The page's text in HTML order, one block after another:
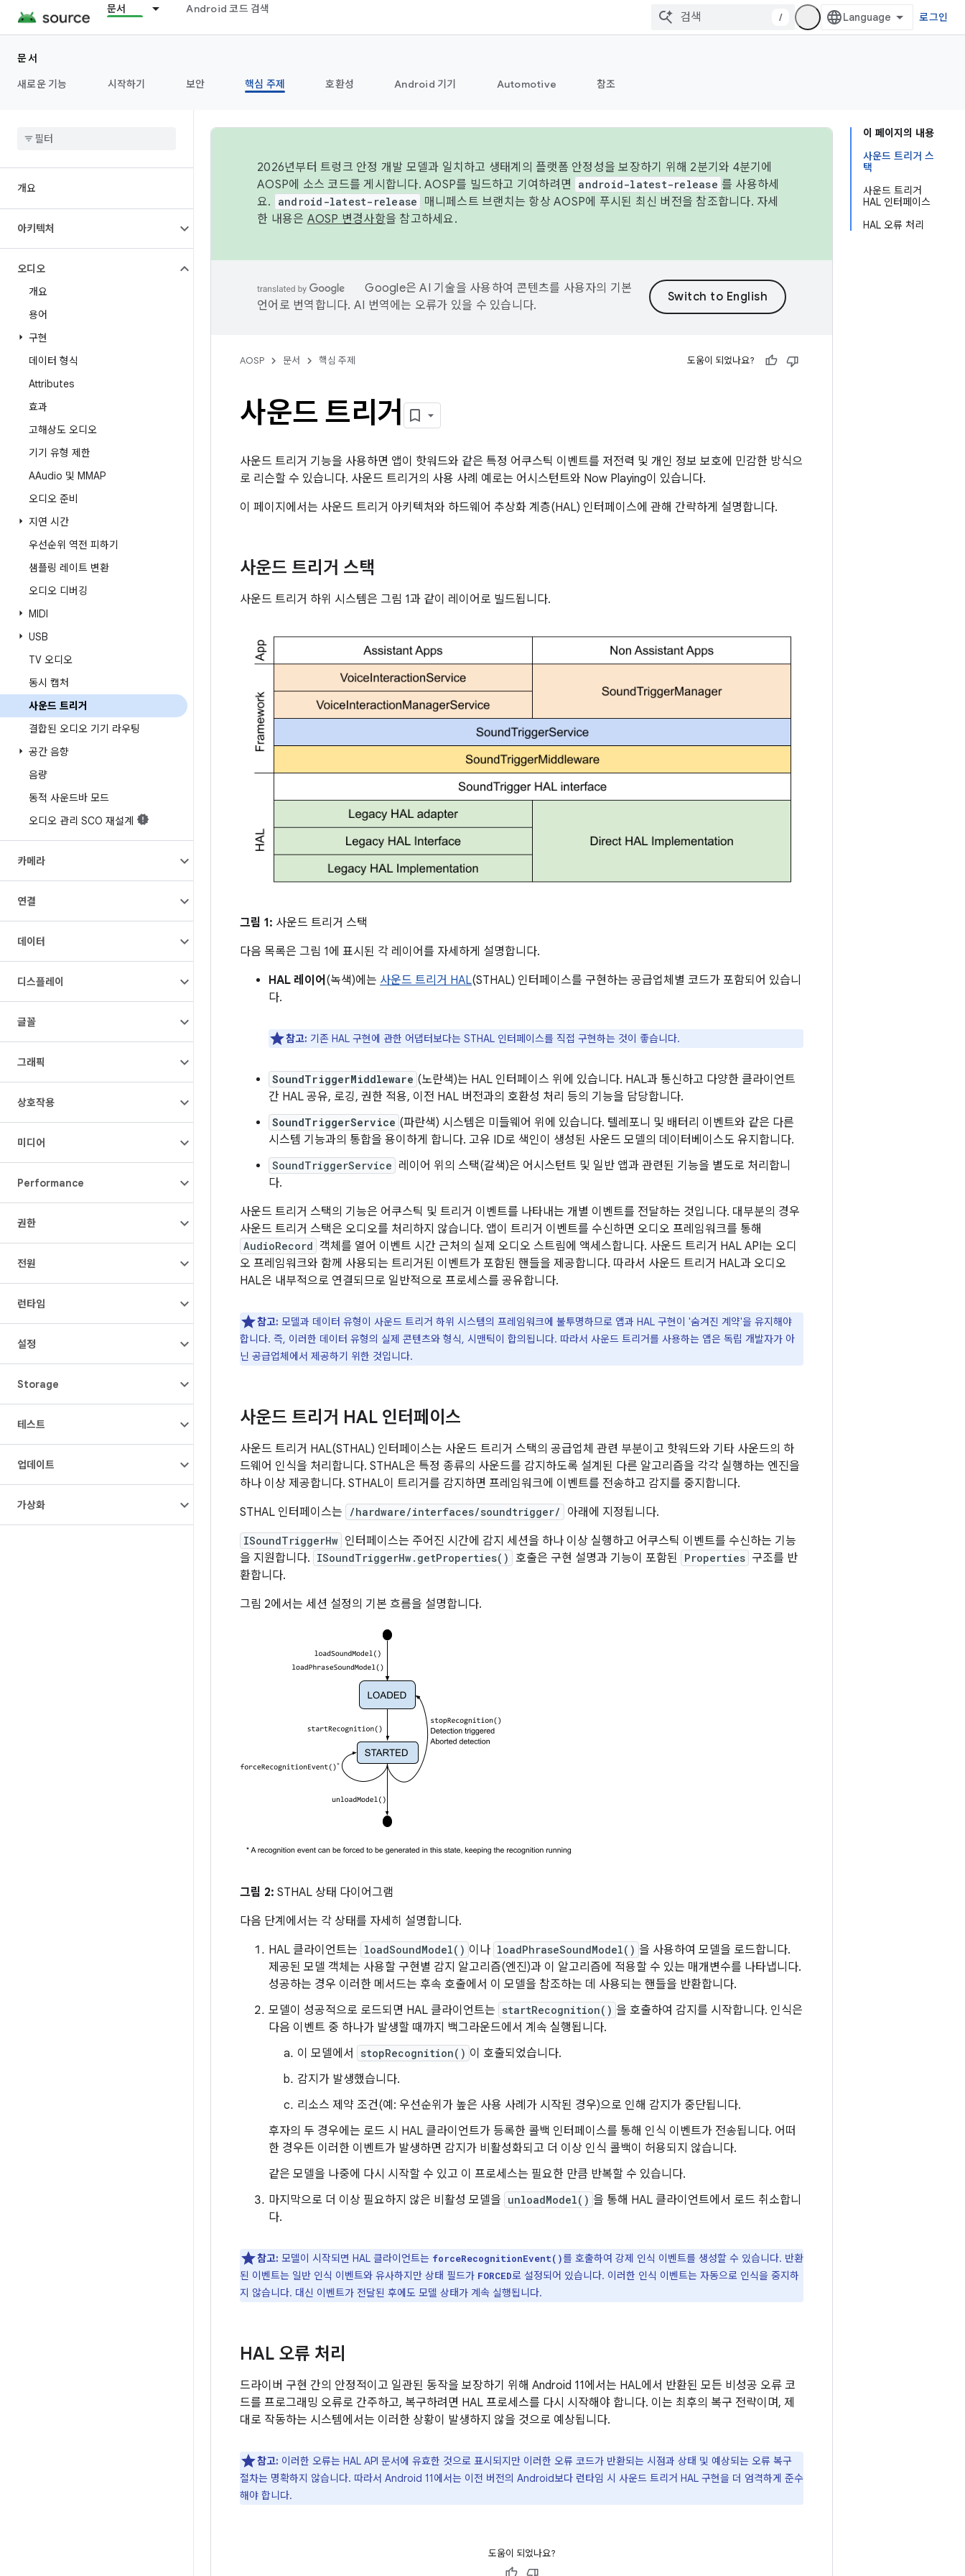
문서 Android 코드 검색
/ 로그인
문서
새로운 기능
시작하기 보안 핵심 주제 호환성 Android 기기 Automotive 참조
개요
아키텍처
오디오
개요
용어
구현
데이터 형식
Attributes
효과
고해상도 오디오
기기 유형 제한
AAudio 및 MMAP
오디오 준비
지연 시간
우선순위 역전 피하기
샘플링 레이트 변환
오디오 디버깅
MIDI
USB
TV 오디오
동시 캡처
사운드 트리거
결합된 오디오 기기 라우팅
공간 음향
음량
동적 사운드바 모드
오디오 관리 SCO 재설계
카메라
연결
데이터
디스플레이
글꼴
그래픽
상호작용
미디어
Performance
권한
전원
런타임
설정
Storage
테스트
업데이트
가상화
이 페이지의 내용
사운드 트리거 스
택
사운드 트리거
HAL 인터페이스
HAL 오류 처리
2026년부터 트렁크 안정 개발 모델과 일치하고 생태계의 플랫폼 안정성을 보장하기 위해 2분기와 4분기에
AOSP에 소스 코드를 게시합니다. AOSP를 빌드하고 기여하려면
android-latest-release 를 사용하세
요.
android-latest-release
매니페스트 브랜치는 항상 AOSP에 푸시된 최신 버전을 참조합니다. 자세
한 내용은 AOSP 변경사항을 참고하세요.
Google은 AI 기술을 사용하여 콘텐츠를 사용자의 기본
언어로 번역합니다. AI 번역에는 오류가 있을 수 있습니다.
AOSP 문서 핵심 주제 도움이 되었나요?
사운드 트리거
사운드 트리거 기능을 사용하면 앱이 핫워드와 같은 특정 어쿠스틱 이벤트를 저전력 및 개인 정보 보호에 민감한 방식으
로 리슨할 수 있습니다. 사운드 트리거의 사용 사례 예로는 어시스턴트와 Now Playing이 있습니다.
이 페이지에서는 사운드 트리거 아키텍처와 하드웨어 추상화 계층(HAL) 인터페이스에 관해 간략하게 설명합니다.
사운드 트리거 스택
사운드 트리거 하위 시스템은 그림 1과 같이 레이어로 빌드됩니다.
그림 1: 사운드 트리거 스택
다음 목록은 그림 1에 표시된 각 레이어를 자세하게 설명합니다.
HAL 레이어 (녹색)에는 사운드 트리거 HAL(STHAL) 인터페이스를 구현하는 공급업체별 코드가 포함되어 있습니
다.
참고: 기존 HAL 구현에 관한 어댑터보다는 STHAL 인터페이스를 직접 구현하는 것이 좋습니다.
SoundTriggerMiddleware (노란색)는 HAL 인터페이스 위에 있습니다. HAL과 통신하고 다양한 클라이언트
간 HAL 공유, 로깅, 권한 적용, 이전 HAL 버전과의 호환성 처리 등의 기능을 담당합니다.
SoundTriggerService (파란색) 시스템은 미들웨어 위에 있습니다. 텔레포니 및 배터리 이벤트와 같은 다른
시스템 기능과의 통합을 용이하게 합니다. 고유 ID로 색인이 생성된 사운드 모델의 데이터베이스도 유지합니다.
SoundTriggerService 레이어 위의 스택(갈색)은 어시스턴트 및 일반 앱과 관련된 기능을 별도로 처리합니
다.
사운드 트리거 스택의 기능은 어쿠스틱 및 트리거 이벤트를 나타내는 개별 이벤트를 전달하는 것입니다. 대부분의 경우
사운드 트리거 스택은 오디오를 처리하지 않습니다. 앱이 트리거 이벤트를 수신하면 오디오 프레임워크를 통해
AudioRecord 객체를 열어 이벤트 시간 근처의 실제 오디오 스트림에 액세스합니다. 사운드 트리거 HAL API는 오디
오 프레임워크와 함께 사용되는 트리거된 이벤트가 포함된 핸들을 제공합니다. 따라서 사운드 트리거 HAL과 오디오
HAL은 내부적으로 연결되므로 일반적으로 프로세스를 공유합니다.
참고: 모델과 데이터 유형이 사운드 트리거 하위 시스템의 프레임워크에 불투명하므로 앱과 HAL 구현이 '숨겨진 계약'을 유지해야
합니다. 즉, 이러한 데이터 유형의 실제 콘텐츠와 형식, 시맨틱이 합의됩니다. 따라서 사운드 트리거를 사용하는 앱은 독립 개발자가 아
닌 공급업체에서 제공하기 위한 것입니다.
사운드 트리거 HAL 인터페이스
사운드 트리거 HAL(STHAL) 인터페이스는 사운드 트리거 스택의 공급업체 관련 부분이고 핫워드와 기타 사운드의 하
드웨어 인식을 처리합니다. STHAL은 특정 종류의 사운드를 감지하도록 설계된 다른 알고리즘을 각각 실행하는 엔진을
하나 이상 제공합니다. STHAL이 트리거를 감지하면 프레임워크에 이벤트를 전송하고 감지를 중지합니다.
STHAL 인터페이스는
/hardware/interfaces/soundtrigger/ 아래에 지정됩니다.
ISoundTriggerHw 인터페이스는 주어진 시간에 감지 세션을 하나 이상 실행하고 어쿠스틱 이벤트를 수신하는 기능
을 지원합니다. ISoundTriggerHw.getProperties() 호출은 구현 설명과 기능이 포함된 Properties 구조를 반
환합니다.
그림 2에서는 세션 설정의 기본 흐름을 설명합니다.
그림 2: STHAL 상태 다이어그램
다음 단계에서는 각 상태를 자세히 설명합니다.
HAL 클라이언트는 loadSoundModel() 이나 loadPhraseSoundModel() 을 사용하여 모델을 로드합니다.
제공된 모델 객체는 사용할 구현별 감지 알고리즘(엔진)과 이 알고리즘에 적용할 수 있는 매개변수를 나타냅니다.
성공하는 경우 이러한 메서드는 후속 호출에서 이 모델을 참조하는 데 사용되는 핸들을 반환합니다.
모델이 성공적으로 로드되면 HAL 클라이언트는 startRecognition() 을 호출하여 감지를 시작합니다. 인식은
다음 이벤트 중 하나가 발생할 때까지 백그라운드에서 계속 실행됩니다.
이 모델에서
stopRecognition() 이 호출되었습니다.
감지가 발생했습니다.
리소스 제약 조건(예: 우선순위가 높은 사용 사례가 시작된 경우)으로 인해 감지가 중단됩니다.
후자의 두 경우에는 로드 시 HAL 클라이언트가 등록한 콜백 인터페이스를 통해 인식 이벤트가 전송됩니다. 어떠
한 경우든 이러한 이벤트가 발생하면 감지가 비활성화되고 더 이상 인식 콜백이 허용되지 않습니다.
같은 모델을 나중에 다시 시작할 수 있고 이 프로세스는 필요한 만큼 반복할 수 있습니다.
마지막으로 더 이상 필요하지 않은 비활성 모델을 unloadModel() 을 통해 HAL 클라이언트에서 로드 취소합니
다.
참고: 모델이 시작되면 HAL 클라이언트는 forceRecognitionEvent()를 호출하여 강제 인식 이벤트를 생성할 수 있습니다. 반환
된 이벤트는 일반 인식 이벤트와 유사하지만 상태 필드가 FORCED로 설정되어 있습니다. 이러한 인식 이벤트는 자동으로 인식을 중지하
지 않습니다. 대신 이벤트가 전달된 후에도 모델 상태가 계속 실행됩니다.
HAL 오류 처리
드라이버 구현 간의 안정적이고 일관된 동작을 보장하기 위해 Android 11에서는 HAL에서 반환된 모든 비성공 오류 코
드를 프로그래밍 오류로 간주하고, 복구하려면 HAL 프로세스를 다시 시작해야 합니다. 이는 최후의 복구 전략이며, 제
대로 작동하는 시스템에서는 이러한 상황이 발생하지 않을 것으로 예상됩니다.
참고: 이러한 오류는 HAL API 문서에 유효한 것으로 표시되지만 이러한 오류 코드가 반환되는 시점과 상태 및 예상되는 오류 복구
절차는 명확하지 않습니다. 따라서 Android 11에서는 이전 버전의 Android보다 런타임 시 사운드 트리거 HAL 구현을 더 엄격하게 준수
해야 합니다.
도움이 되었나요?